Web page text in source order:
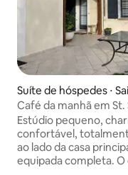
Suíte de hóspedes ⋅
auveur-sur-École
Café da manhã em
Fontainebleau
Estúdio pequeno,
confortável,
ao lado da casa
equipada completa. O café da manhã